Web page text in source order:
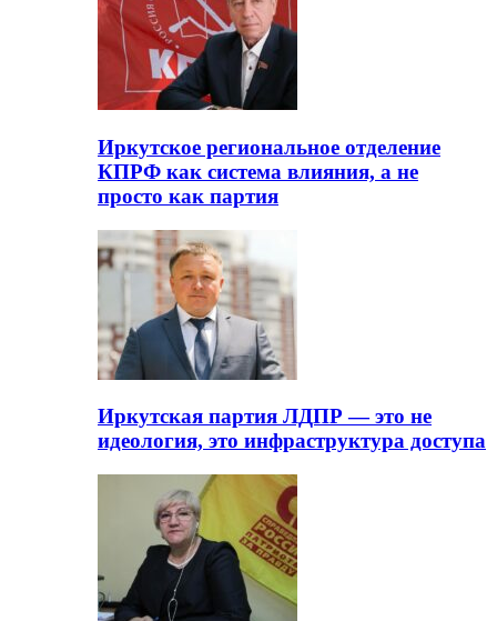
Иркутское региональное отделение
КПРФ как система влияния, а не
просто как партия
Иркутская партия ЛДПР — это не
идеология, это инфраструктура доступа